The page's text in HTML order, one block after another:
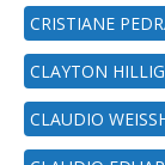
CRISTIANE
CLAYTON HILLIG
CLAUDIO